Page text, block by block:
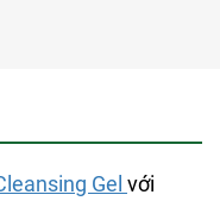
Gel với